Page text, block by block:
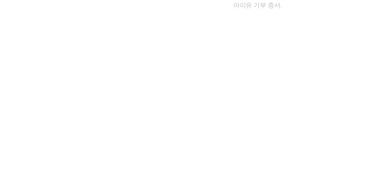
아이유 기부 증서.